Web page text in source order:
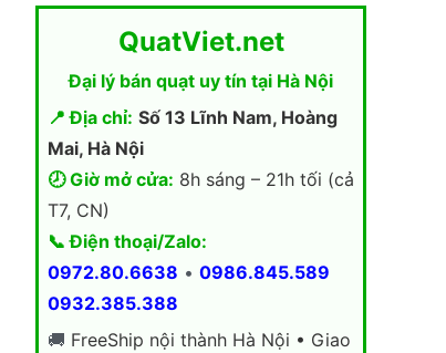
QuatViet.net
Đại lý bán quạt uy tín tại Hà Nội
📍 Địa chỉ: Số 13 Lĩnh Nam, Hoàng
Mai, Hà Nội
🕗 Giờ mở cửa: 8h sáng – 21h tối (cả
T7, CN)
📞 Điện thoại/Zalo:
0972.80.6638 • 0986.845.589
0932.385.388
🚚 FreeShip nội thành Hà Nội • Giao